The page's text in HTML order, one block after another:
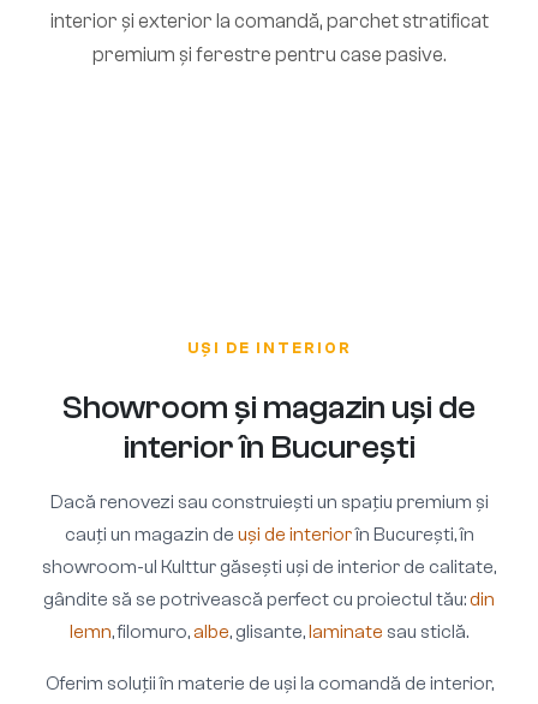
interior și exterior la comandă, parchet stratificat
premium și ferestre pentru case pasive.
Peste 500 modele premium disponibile
UȘI DE INTERIOR
Showroom și magazin uși de
interior în București
Dacă renovezi sau construiești un spațiu premium și
cauți un magazin de uși de interiorîn București, în
showroom-ul Kulttur găsești uși de interior de calitate,
gândite să se potrivească perfect cu proiectul tău:din
lemn, filomuro,albe, glisante,laminate sau sticlă.
Oferim soluții în materie de uși la comandă de interior,